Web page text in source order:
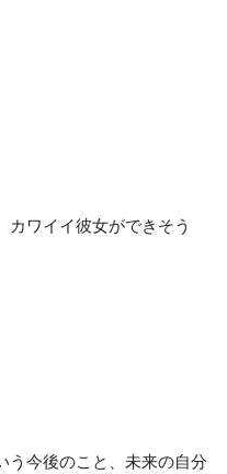
カワイイ彼女ができそう
う今後のこと、未来の自分